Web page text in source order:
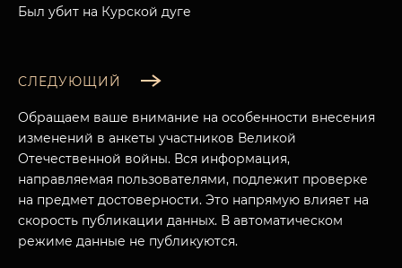
Был убит на Курской дуге
СЛЕДУЮЩИЙ
Обращаем ваше внимание на особенности внесения
изменений в анкеты участников Великой
Отечественной войны. Вся информация,
направляемая пользователями, подлежит проверке
на предмет достоверности. Это напрямую влияет на
скорость публикации данных. В автоматическом
режиме данные не публикуются.